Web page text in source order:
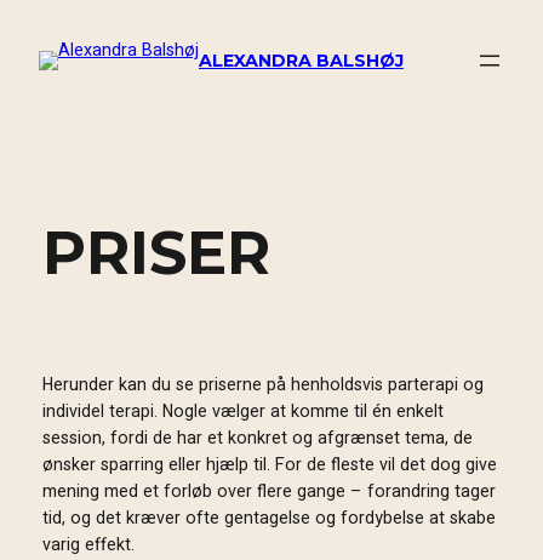
indhold
ALEXANDRA BALSHØJ
PRISER
Herunder kan du se priserne på henholdsvis parterapi og
individel terapi. Nogle vælger at komme til én enkelt
session, fordi de har et konkret og afgrænset tema, de
ønsker sparring eller hjælp til. For de fleste vil det dog give
mening med et forløb over flere gange – forandring tager
tid, og det kræver ofte gentagelse og fordybelse at skabe
varig effekt.